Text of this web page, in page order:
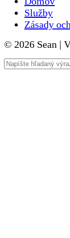
Služby
Zásady
© 2026 Sean |